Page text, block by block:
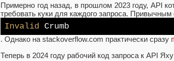
Примерно год назад, в прошлом 2023 году, API
требовать куки для каждого запроса.
Invalid Crumb
. Однако на stackoverflow.com практически сразу
Теперь в 2024 году рабочий код запроса к API